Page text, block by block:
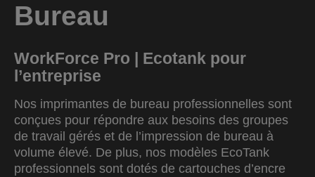
Bureau
WorkForce Pro | Ecotank pour
l’entreprise
Nos imprimantes de bureau professionnelles sont
conçues pour répondre aux besoins des groupes
de travail gérés et de l’impression de bureau à
volume élevé. De plus, nos modèles EcoTank
professionnels sont dotés de cartouches d’encre